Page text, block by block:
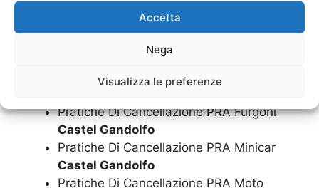
Accetta
Nega
Visualizza le preferenze
Pratiche Di Cancellazione PRA Auto
Castel Gandolfo
Pratiche Di Cancellazione PRA Camper
Pratiche Di Cancellazione PRA Furgoni
Castel Gandolfo
Pratiche Di Cancellazione PRA Minicar
Castel Gandolfo
Pratiche Di Cancellazione PRA Moto